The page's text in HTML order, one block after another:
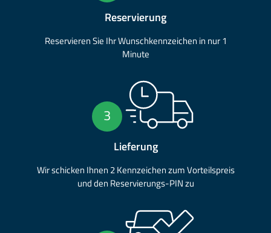
Reservierung
Reservieren Sie Ihr Wunschkennzeichen in nur 1
Minute
3
Lieferung
Wir schicken Ihnen 2 Kennzeichen zum Vorteilspreis
und den Reservierungs-PIN zu